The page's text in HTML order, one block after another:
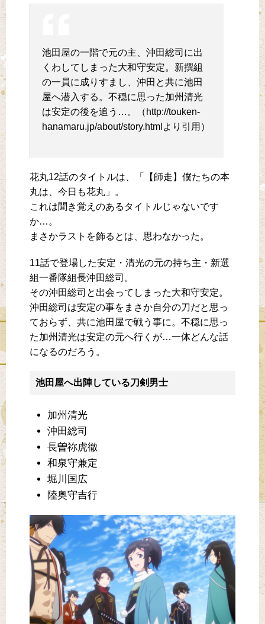
池田屋の一階で元の主、沖田総司に出
くわしてしまった大和守安定。新撰組
の一員に成りすまし、沖田と共に池田
屋へ潜入する。不穏に思った加州清光
は安定の後を追う…。（http://touken-
hanamaru.jp/about/story.htmlより引用）
花丸12話のタイトルは、「【師走】僕たちの本
丸は、今日も花丸」。
これは聞き覚えのあるタイトルじゃないです
か…。
まさかラストを飾るとは、思わなかった。
11話で登場した安定・清光の元の持ち主・新選
組一番隊組長沖田総司。
その沖田総司と出会ってしまった大和守安定。
沖田総司は安定の事をまさか自分の刀だと思っ
ておらず、共に池田屋で戦う事に。不穏に思っ
た加州清光は安定の元へ行くが…一体どんな話
になるのだろう。
池田屋へ出陣している刀剣男士
加州清光
沖田総司
長曽祢虎徹
和泉守兼定
堀川国広
陸奥守吉行